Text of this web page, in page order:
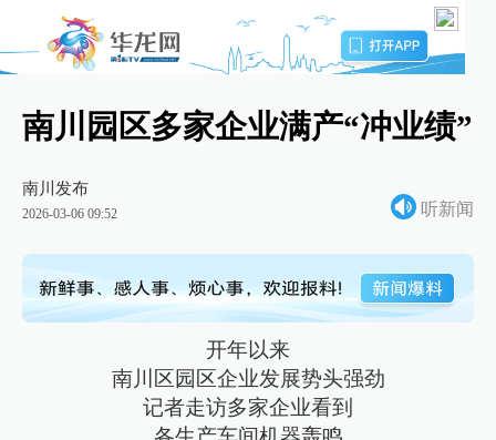
南川园区多家企业满产“冲业绩”
南川发布
2026-03-06 09:52 听新闻
开年以来
南川区园区企业发展势头强劲
记者走访多家企业看到